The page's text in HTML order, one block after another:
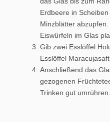
Erdbeere in
Minzblätter
Eiswürfeln im Glas
Gib zwei Esslöffel
Esslöffel Maracujasaft
Anschließend das
gezogenen
Trinken gut umrühren.